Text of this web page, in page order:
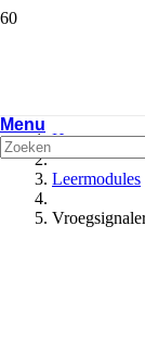
Menu
Home
Leermodules